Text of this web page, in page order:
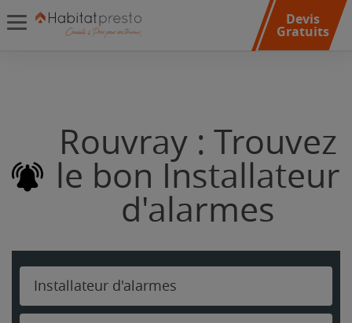
Devis
Gratuits
Rouvray : Trouvez
le bon Installateur
d'alarmes
Installateur d'alarmes